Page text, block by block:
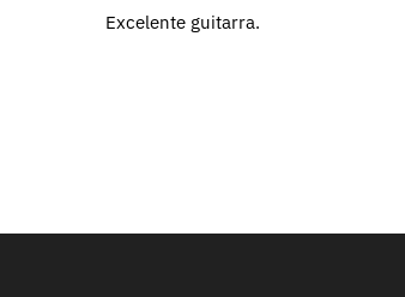
Excelente guitarra.